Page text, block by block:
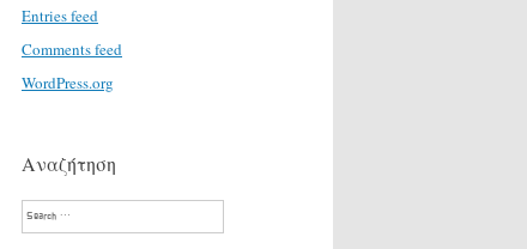
Entries feed
Comments feed
WordPress.org
Αναζήτηση
Search